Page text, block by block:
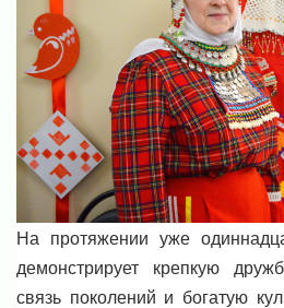
На протяжении уже
демонстрирует крепкую
связь поколений и богатую